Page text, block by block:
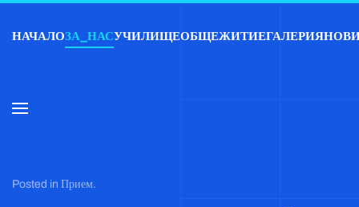
Skip to main content
НАЧАЛОЗА_НАСУЧИЛИЩЕОБЩЕЖИТИЕГАЛЕРИЯ
Posted in Прием.